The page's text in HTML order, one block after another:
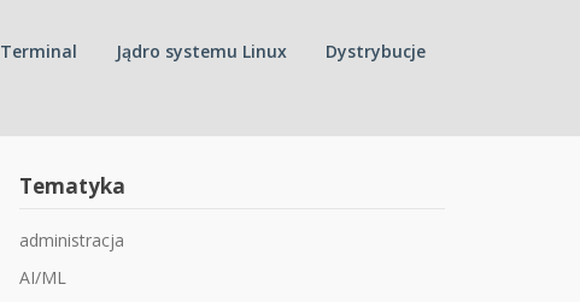
Terminal Jądro systemu Linux Dystrybucje
Tematyka
administracja
AI/ML